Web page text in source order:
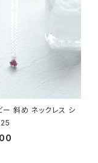
ー 斜め ネックレス シ